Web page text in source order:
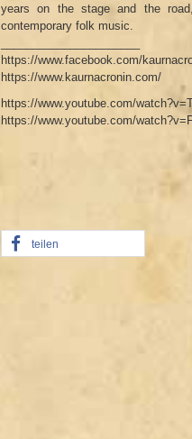
years on the stage and the
contemporary folk music.
https://www.facebook.com/
https://www.kaurnacronin.com/
https://www.youtube.com/
https://www.youtube.com/
teilen